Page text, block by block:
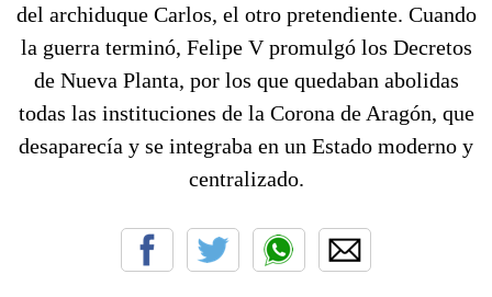
del archiduque Carlos, el otro pretendiente. Cuando
la guerra terminó, Felipe V promulgó los Decretos
de Nueva Planta, por los que quedaban abolidas
todas las instituciones de la Corona de Aragón, que
desaparecía y se integraba en un Estado moderno y
centralizado.